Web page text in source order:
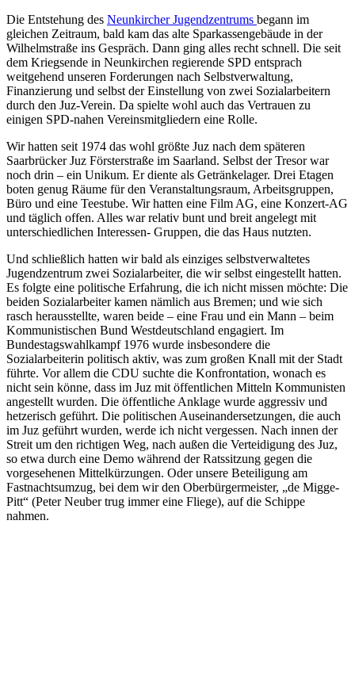
Die Entstehung des Neunkircher Jugendzentrums begann im
gleichen Zeitraum, bald kam das alte Sparkassengebäude in der
Wilhelmstraße ins Gespräch. Dann ging alles recht schnell. Die seit
dem Kriegsende in Neunkirchen regierende SPD entsprach
weitgehend unseren Forderungen nach Selbstverwaltung,
Finanzierung und selbst der Einstellung von zwei Sozialarbeitern
durch den Juz-Verein. Da spielte wohl auch das Vertrauen zu
einigen SPD-nahen Vereinsmitgliedern eine Rolle.
Wir hatten seit 1974 das wohl größte Juz nach dem späteren
Saarbrücker Juz Försterstraße im Saarland. Selbst der Tresor war
noch drin – ein Unikum. Er diente als Getränkelager. Drei Etagen
boten genug Räume für den Veranstaltungsraum, Arbeitsgruppen,
Büro und eine Teestube. Wir hatten eine Film AG, eine Konzert-AG
und täglich offen. Alles war relativ bunt und breit angelegt mit
unterschiedlichen Interessen- Gruppen, die das Haus nutzten.
Und schließlich hatten wir bald als einziges selbstverwaltetes
Jugendzentrum zwei Sozialarbeiter, die wir selbst eingestellt hatten.
Es folgte eine politische Erfahrung, die ich nicht missen möchte: Die
beiden Sozialarbeiter kamen nämlich aus Bremen; und wie sich
rasch herausstellte, waren beide – eine Frau und ein Mann – beim
Kommunistischen Bund Westdeutschland engagiert. Im
Bundestagswahlkampf 1976 wurde insbesondere die
Sozialarbeiterin politisch aktiv, was zum großen Knall mit der Stadt
führte. Vor allem die CDU suchte die Konfrontation, wonach es
nicht sein könne, dass im Juz mit öffentlichen Mitteln Kommunisten
angestellt wurden. Die öffentliche Anklage wurde aggressiv und
hetzerisch geführt. Die politischen Auseinandersetzungen, die auch
im Juz geführt wurden, werde ich nicht vergessen. Nach innen der
Streit um den richtigen Weg, nach außen die Verteidigung des Juz,
so etwa durch eine Demo während der Ratssitzung gegen die
vorgesehenen Mittelkürzungen. Oder unsere Beteiligung am
Fastnachtsumzug, bei dem wir den Oberbürgermeister, „de Migge-
Pitt“ (Peter Neuber trug immer eine Fliege), auf die Schippe
nahmen.